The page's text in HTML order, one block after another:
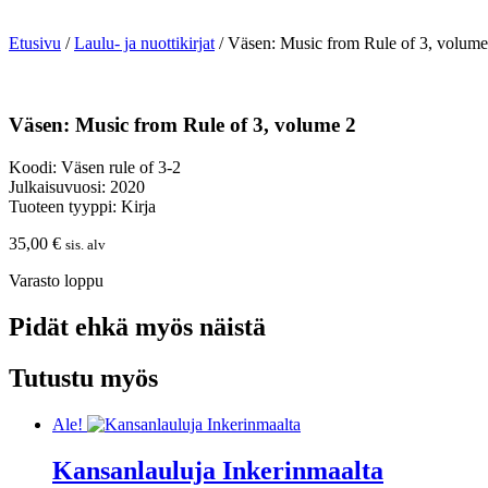
Etusivu /Laulu- ja nuottikirjat/ Väsen: Music from Rule of 3,
Väsen: Music from Rule of 3, volume 2
Koodi: Väsen rule of 3-2
Julkaisuvuosi: 2020
Tuoteen tyyppi: Kirja
35,00 € sis. alv
Varasto loppu
Pidät ehkä myös näistä
Tutustu myös
Ale!
Kansanlauluja Inkerinmaalta